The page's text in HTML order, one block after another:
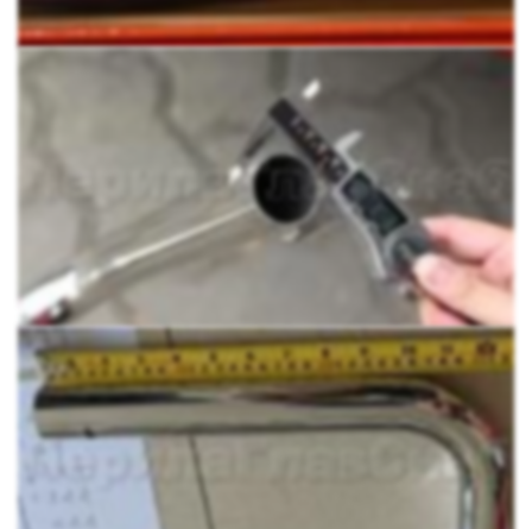
зачистить и заполировать место стыка.
Особенность модели Идеально ровный, полированный
для завязки перил сокращает время монтажа ограждения
в четыре раза. Это выгодно вам, удобно монтажникам и
комфортно заказчикам: 1. Экономите на времени работы
бригады. 2. Выигрываете на сроках монтажа. 3. Экономите
на инструментах и расходных материалах. 4.
Зарабатываете на отсутствии затрат.